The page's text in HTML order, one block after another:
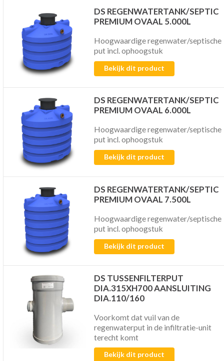
DS REGENWATERTANK/SEPTIC
PREMIUM OVAAL 5.000L
Hoogwaardige regenwater/septische
put incl. ophoogstuk
Bekijk dit product
DS REGENWATERTANK/SEPTIC
PREMIUM OVAAL 6.000L
Hoogwaardige regenwater/septische
put incl. ophoogstuk
Bekijk dit product
DS REGENWATERTANK/SEPTIC
PREMIUM OVAAL 7.500L
Hoogwaardige regenwater/septische
put incl. ophoogstuk
Bekijk dit product
DS TUSSENFILTERPUT
DIA.315XH700 AANSLUITING
DIA.110/160
Voorkomt dat vuil van de
regenwaterput in de infiltratie-unit
terecht komt
Bekijk dit product